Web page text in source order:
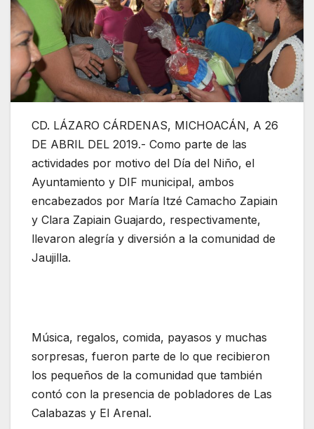
CD. LÁZARO CÁRDENAS, MICHOACÁN, A 26
DE ABRIL DEL 2019.- Como parte de las
actividades por motivo del Día del Niño, el
Ayuntamiento y DIF municipal, ambos
encabezados por María Itzé Camacho Zapiain
y Clara Zapiain Guajardo, respectivamente,
llevaron alegría y diversión a la comunidad de
Jaujilla.
Música, regalos, comida, payasos y muchas
sorpresas, fueron parte de lo que recibieron
los pequeños de la comunidad que también
contó con la presencia de pobladores de Las
Calabazas y El Arenal.